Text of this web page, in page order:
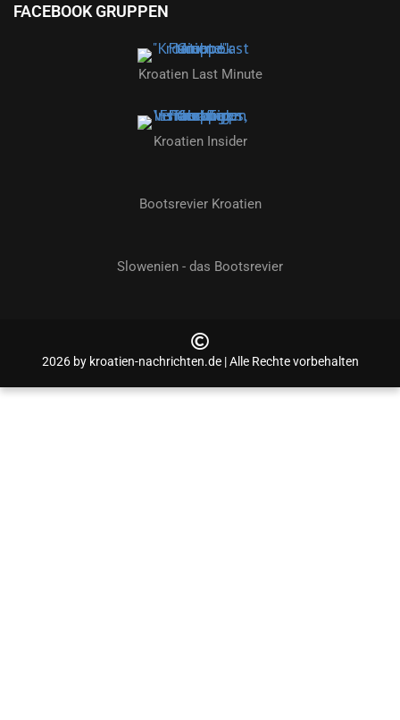
FACEBOOK GRUPPEN
Kroatien Last Minute
Kroatien Insider
Bootsrevier Kroatien
Slowenien - das Bootsrevier
2026 by kroatien-nachrichten.de | Alle Rechte vorbehalten